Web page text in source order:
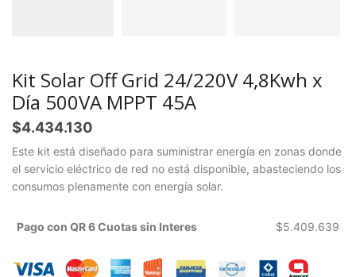
Kit Solar Off Grid 24/220V 4,8Kwh x
Día 500VA MPPT 45A
$4.434.130
Este kit está diseñado para suministrar energía en zonas donde
el servicio eléctrico de red no está disponible, abasteciendo los
consumos plenamente con energía solar.
Pago con QR 6 Cuotas sin Interes $5.409.639